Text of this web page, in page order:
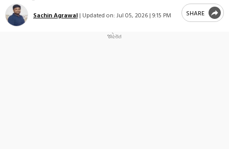
Sachin Agrawal | Updated on: Jul 05, 2026 | 9:15 PM SHARE